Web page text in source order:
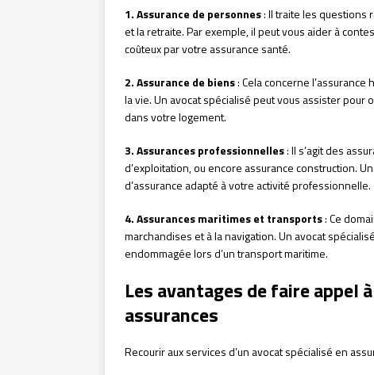
1. Assurance de personnes: Il traite les questions
et la retraite. Par exemple, il peut vous aider à
coûteux par votre assurance santé.
2. Assurance de biens: Cela concerne
la vie. Un avocat spécialisé peut vous assister
dans votre logement.
3. Assurances professionnelles: Il s’agit des
d’exploitation, ou encore assurance construction.
d’assurance adapté à votre activité professionnelle.
4. Assurances maritimes et transports: Ce
marchandises et à la navigation. Un avocat
endommagée lors d’un transport maritime.
Les avantages de faire appel
assurances
Recourir aux services d’un avocat spécialisé en